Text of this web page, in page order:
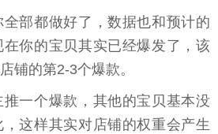
部都做好了，数据也和预计的
你的宝贝其实已经爆发了，该
铺的第2-3个爆款。
一个爆款，其他的宝贝基本没
这样其实对店铺的权重会产生